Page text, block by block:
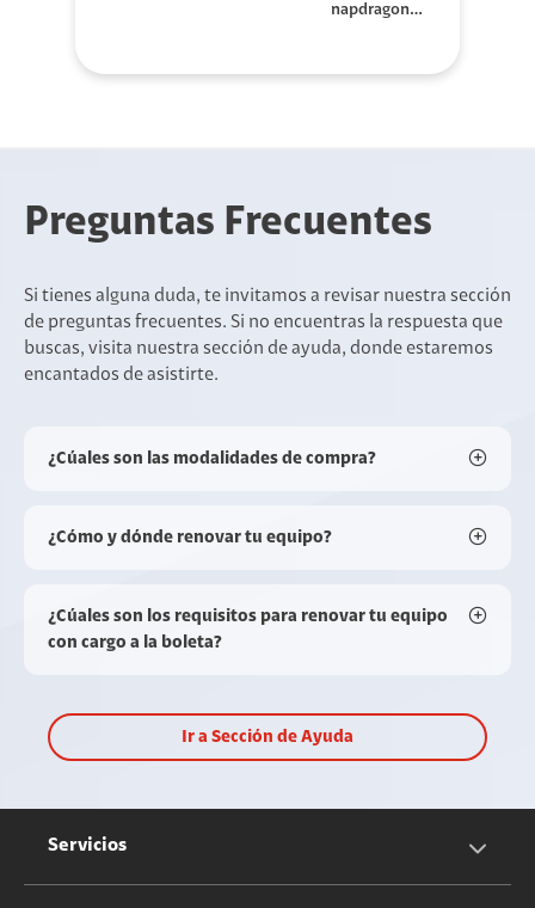
napdragon 7
Preguntas Frecuentes
Si tienes alguna duda, te invitamos a revisar nuestra sección
de preguntas frecuentes. Si no encuentras la respuesta que
buscas, visita nuestra sección de ayuda, donde estaremos
encantados de asistirte.
¿Cúales son las modalidades de compra?
¿Cómo y dónde renovar tu equipo?
¿Cúales son los requisitos para renovar tu equipo
con cargo a la boleta?
Ir a Sección de Ayuda
Servicios